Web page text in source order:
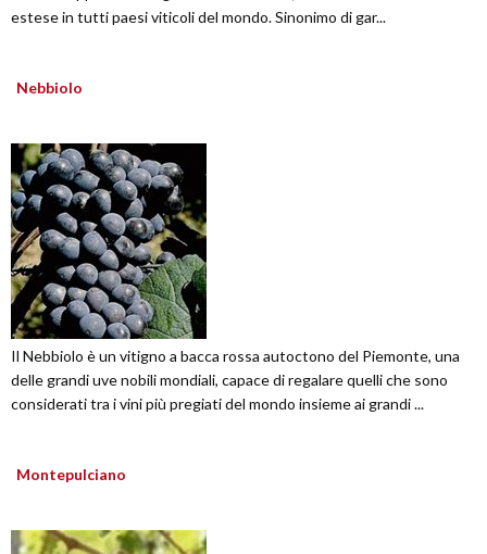
estese in tutti paesi viticoli del mondo. Sinonimo di gar...
Nebbiolo
Il Nebbiolo è un vitigno a bacca rossa autoctono del Piemonte, una
delle grandi uve nobili mondiali, capace di regalare quelli che sono
considerati tra i vini più pregiati del mondo insieme ai grandi ...
Montepulciano